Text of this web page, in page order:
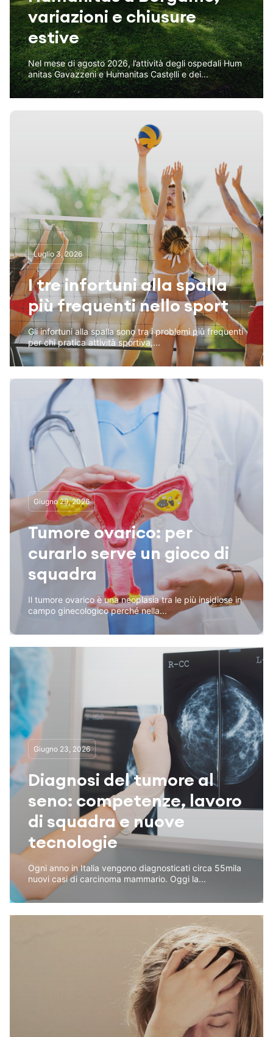
variazioni e chiusure
estive
Nel mese di agosto 2026, l’attività degli ospedali Hum
anitas Gavazzeni e Humanitas Castelli e dei...
Luglio 3, 2026
I tre infortuni alla spalla
più frequenti nello sport
Gli infortuni alla spalla sono tra i problemi più frequenti
per chi pratica attività sportiva,...
Giugno 29, 2026
Tumore ovarico: per
curarlo serve un gioco di
squadra
Il tumore ovarico è una neoplasia tra le più insidiose in
campo ginecologico perché nella...
Giugno 23, 2026
Diagnosi del tumore al
seno: competenze, lavoro
di squadra e nuove
tecnologie
Ogni anno in Italia vengono diagnosticati circa 55mila
nuovi casi di carcinoma mammario. Oggi la...